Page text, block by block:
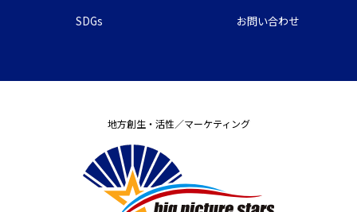
SDGs お問い合わせ
地方創生・活性／マーケティング